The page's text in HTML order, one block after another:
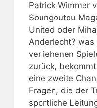
Patrick Wimmer
Soungoutou
United oder
Anderlecht?
verliehenen
zurück,
eine zweite
Fragen, die der
sportliche